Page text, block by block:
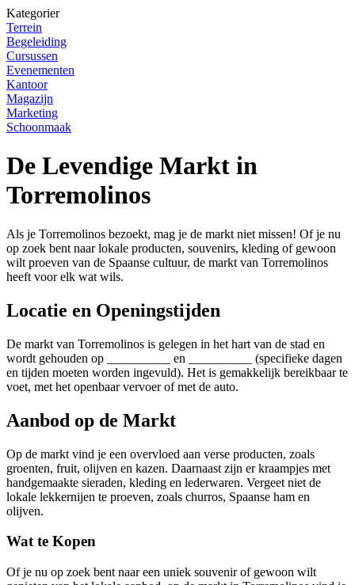
Kategorier
Terrein
Begeleiding
Cursussen
Evenementen
Kantoor
Magazijn
Marketing
Schoonmaak
De Levendige Markt in
Torremolinos
Als je Torremolinos bezoekt, mag je de markt niet missen! Of je nu
op zoek bent naar lokale producten, souvenirs, kleding of gewoon
wilt proeven van de Spaanse cultuur, de markt van Torremolinos
heeft voor elk wat wils.
Locatie en Openingstijden
De markt van Torremolinos is gelegen in het hart van de stad en
wordt gehouden op __________ en __________ (specifieke dagen
en tijden moeten worden ingevuld). Het is gemakkelijk bereikbaar te
voet, met het openbaar vervoer of met de auto.
Aanbod op de Markt
Op de markt vind je een overvloed aan verse producten, zoals
groenten, fruit, olijven en kazen. Daarnaast zijn er kraampjes met
handgemaakte sieraden, kleding en lederwaren. Vergeet niet de
lokale lekkernijen te proeven, zoals churros, Spaanse ham en
olijven.
Wat te Kopen
Of je nu op zoek bent naar een uniek souvenir of gewoon wilt